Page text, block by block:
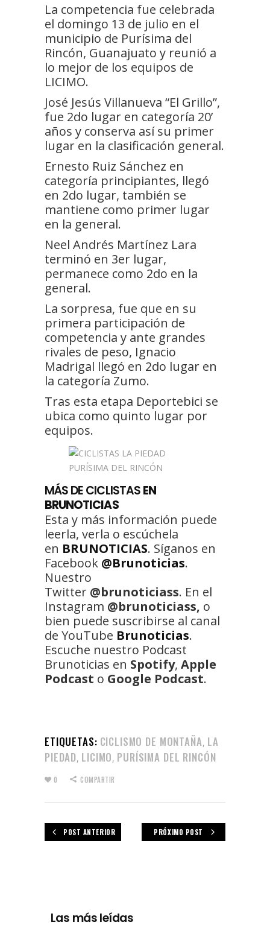
La competencia fue celebrada
el domingo 13 de julio en el
municipio de Purísima del
Rincón, Guanajuato y reunió a
lo mejor de los equipos de
LICIMO.
José Jesús Villanueva “El Grillo”,
fue 2do lugar en categoría 20’
años y conserva así su primer
lugar en la clasificación general.
Ernesto Ruiz Sánchez en
categoría principiantes, llegó
en 2do lugar, también se
mantiene como primer lugar
en la general.
Neel Andrés Martínez Lara
terminó en 3er lugar,
permanece como 2do en la
general.
La sorpresa, fue que en su
primera participación de
competencia y ante grandes
rivales de peso, Ignacio
Madrigal llegó en 2do lugar en
la categoría Zumo.
Tras esta etapa Deportebici se
ubica como quinto lugar por
equipos.
MÁS DECICLISTASEN
BRUNOTICIAS
Esta y más información puede
leerla, verla o escúchela
en BRUNOTICIAS. Síganos en
Facebook @Brunoticias.
Nuestro
Twitter @brunoticiass. En el
Instagram @brunoticiass, o
bien puede suscribirse al canal
de YouTube Brunoticias.
Escuche nuestro Podcast
Brunoticias en Spotify, Apple
Podcast o Google Podcast.
ETIQUETAS: CICLISMO DE MONTAÑA, LA
PIEDAD, LICIMO, PURÍSIMA DEL RINCÓN
0 COMPARTIR
POST ANTERIOR PRÓXIMO POST
Las más leídas